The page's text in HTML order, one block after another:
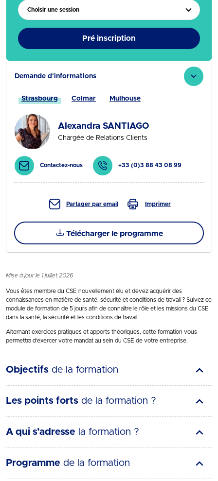
Choisir une session
Pré inscription
Demande d'informations
Strasbourg Colmar Mulhouse
Alexandra SANTIAGO
Chargée de Relations Clients
Contactez-nous +33 (0)3 88 43 08 99
Partager par email Imprimer
Télécharger le programme
Mise à jour le 1 juillet 2026
Vous êtes membre du CSE nouvellement élu et devez acquérir des
connaissances en matière de santé, sécurité et conditions de travail ? Suivez ce
module de formation de 5 jours afin de connaître le rôle et les missions du CSE
dans la santé, la sécurité et les conditions de travail.
Alternant exercices pratiques et apports théoriques, cette formation vous
permettra d’exercer votre mandat au sein du CSE de votre entreprise.
Objectifs de la formation
Les points forts de la formation ?
A qui s’adresse la formation ?
Programme de la formation